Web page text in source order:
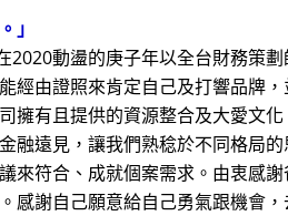
」
動盪的庚子年以全台財務策劃
經由證照來肯定自己及打響品牌
擁有且提供的資源整合及大愛文
融遠見，讓我們熟稔於不同格局
來符合、成就個案需求。由衷感
感謝自己願意給自己勇氣跟機會